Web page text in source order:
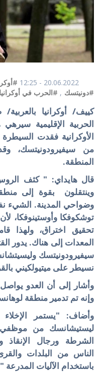
20.06.2022 - 12:25
#دونيتسك , #الحرب في أوكرانيا
كييف/ أوكرانيا
الحربية الإقليمية
الأوكرانية فقدت
من سيفيرودونيتسك،
المنطقة.
قال هايداي: " كثف
وينتقلون بقوة إلى
وضواحي المدينة. الشيء
توشكوفكا وأوستينوفكا،
تحقيق اختراق، ولهذا
المعدات إلى هناك. يدور
سيفيرودونيتسك
نسيطر على ميتيولكيني
وأشار إلى أن العدو
وإنه تم تدمير منطقة
وأضاف: "يستمر
ليستيشانسك من موظفي
الشرطة ورجال الإنقاذ
الناس من البلدات
باستخدام الآليات المدرعة